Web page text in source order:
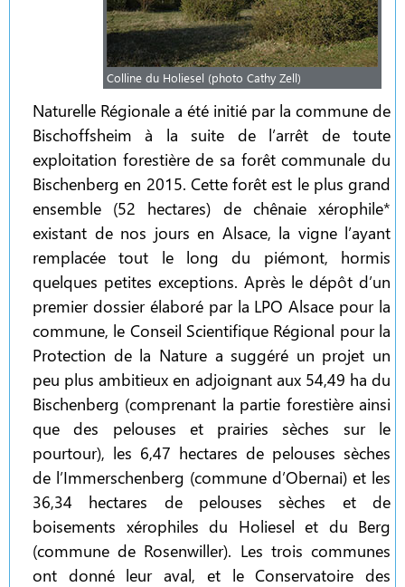
Colline du Holiesel (photo Cathy Zell)
Naturelle Régionale a été initié par la commune de
Bischoffsheim à la suite de l’arrêt de toute
exploitation forestière de sa forêt communale du
Bischenberg en 2015. Cette forêt est le plus grand
ensemble (52 hectares) de chênaie xérophile*
existant de nos jours en Alsace, la vigne l’ayant
remplacée tout le long du piémont, hormis
quelques petites exceptions. Après le dépôt d’un
premier dossier élaboré par la LPO Alsace pour la
commune, le Conseil Scientifique Régional pour la
Protection de la Nature a suggéré un projet un
peu plus ambitieux en adjoignant aux 54,49 ha du
Bischenberg (comprenant la partie forestière ainsi
que des pelouses et prairies sèches sur le
pourtour), les 6,47 hectares de pelouses sèches
de l’Immerschenberg (commune d’Obernai) et les
36,34 hectares de pelouses sèches et de
boisements xérophiles du Holiesel et du Berg
(commune de Rosenwiller). Les trois communes
ont donné leur aval, et le Conservatoire des